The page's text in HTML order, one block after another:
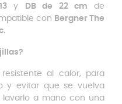
y DB de 22 cmde
con Bergner The
al calor, para
y evitar que se vuelva
lavarlo a mano con una